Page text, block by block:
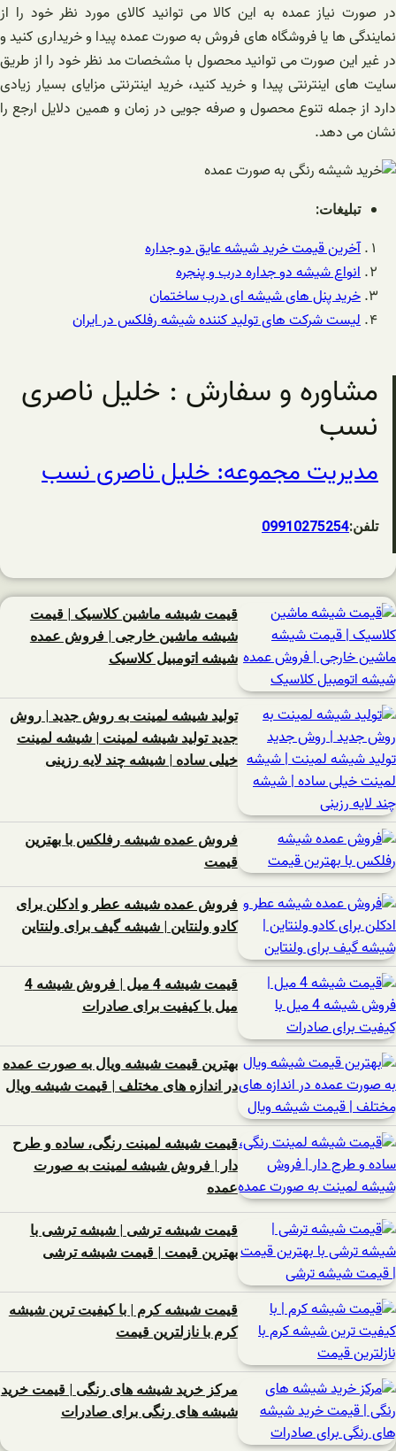
در صورت نیاز عمده به این کالا می توانید کالای مورد نظر خود را از
نمایندگی ها یا فروشگاه های فروش به صورت عمده پیدا و خریداری کنید و
در غیر این صورت می توانید محصول با مشخصات مد نظر خود را از طریق
سایت های اینترنتی پیدا و خرید کنید، خرید اینترنتی مزایای بسیار زیادی
دارد از جمله تنوع محصول و صرفه جویی در زمان و همین دلایل ارجع را
نشان می دهد.
تبلیغات:
آخرین قیمت خرید شیشه عایق دو جداره
انواع شیشه دو جداره درب و پنجره
خرید پنل های شیشه ای درب ساختمان
لیست شرکت های تولید کننده شیشه رفلکس در ایران
مشاوره و سفارش : خلیل ناصری
نسب
مدیریت مجموعه: خلیل ناصری نسب
تلفن:09910275254
قیمت شیشه ماشین کلاسیک | قیمت
شیشه ماشین خارجی | فروش عمده
شیشه اتومبیل کلاسیک
تولید شیشه لمینت به روش جدید | روش
جدید تولید شیشه لمینت | شیشه لمینت
خیلی ساده | شیشه چند لایه رزینی
فروش عمده شیشه رفلکس با بهترین
قیمت
فروش عمده شیشه عطر و ادکلن برای
کادو ولنتاین | شیشه گیف برای ولنتاین
قیمت شیشه 4 میل | فروش شیشه 4
میل با کیفیت برای صادرات
بهترین قیمت شیشه ویال به صورت عمده
در اندازه های مختلف | قیمت شیشه ویال
قیمت شیشه لمینت رنگی، ساده و طرح
دار | فروش شیشه لمینت به صورت
عمده
قیمت شیشه ترشی | شیشه ترشی با
بهترین قیمت | قیمت شیشه ترشی
قیمت شیشه کرم | با کیفیت ترین شیشه
کرم با نازلترین قیمت
مرکز خرید شیشه های رنگی | قیمت خرید
شیشه های رنگی برای صادرات